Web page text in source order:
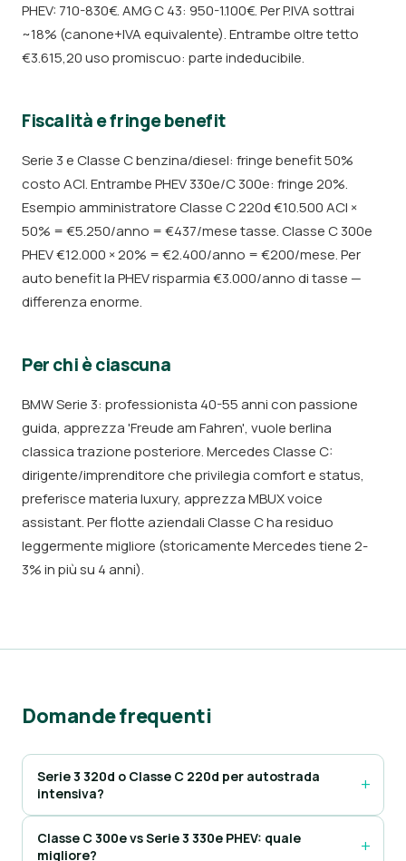
PHEV: 710-830€. AMG C 43: 950-1.100€. Per P.IVA sottrai
~18% (canone+IVA equivalente). Entrambe oltre tetto
€3.615,20 uso promiscuo: parte indeducibile.
Fiscalità e fringe benefit
Serie 3 e Classe C benzina/diesel: fringe benefit 50%
costo ACI. Entrambe PHEV 330e/C 300e: fringe 20%.
Esempio amministratore Classe C 220d €10.500 ACI ×
50% = €5.250/anno = €437/mese tasse. Classe C 300e
PHEV €12.000 × 20% = €2.400/anno = €200/mese. Per
auto benefit la PHEV risparmia €3.000/anno di tasse —
differenza enorme.
Per chi è ciascuna
BMW Serie 3: professionista 40-55 anni con passione
guida, apprezza 'Freude am Fahren', vuole berlina
classica trazione posteriore. Mercedes Classe C:
dirigente/imprenditore che privilegia comfort e status,
preferisce materia luxury, apprezza MBUX voice
assistant. Per flotte aziendali Classe C ha residuo
leggermente migliore (storicamente Mercedes tiene 2-
3% in più su 4 anni).
Domande frequenti
Serie 3 320d o Classe C 220d per autostrada
intensiva?
Classe C 300e vs Serie 3 330e PHEV: quale
migliore?